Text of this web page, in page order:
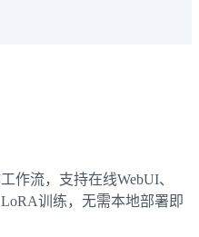
作流，支持在线WebUI、
训练，无需本地部署即